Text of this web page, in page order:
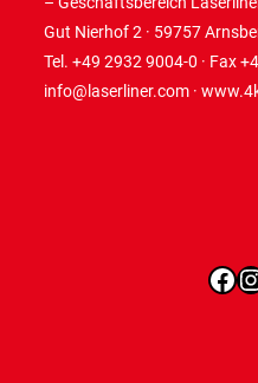
Gut Nierhof 2 · 59757
Tel. +49 2932 9004-0 · Fax
info@laserliner.com ·